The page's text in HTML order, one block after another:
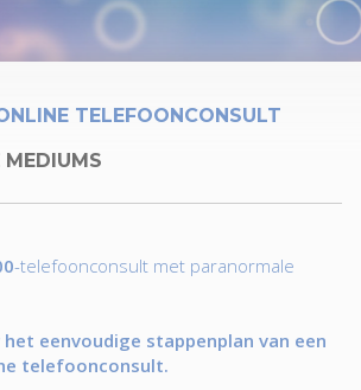
TELEFOONCONSULT
MEDIUMS
-telefoonconsult met paranormale
eenvoudige stappenplan van een
telefoonconsult.